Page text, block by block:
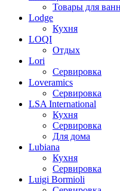
Товары для
Lodge
Кухня
LOQI
Отдых
Lori
Сервировка
Loveramics
Сервировка
LSA International
Кухня
Сервировка
Для дома
Lubiana
Кухня
Сервировка
Luigi Bormioli